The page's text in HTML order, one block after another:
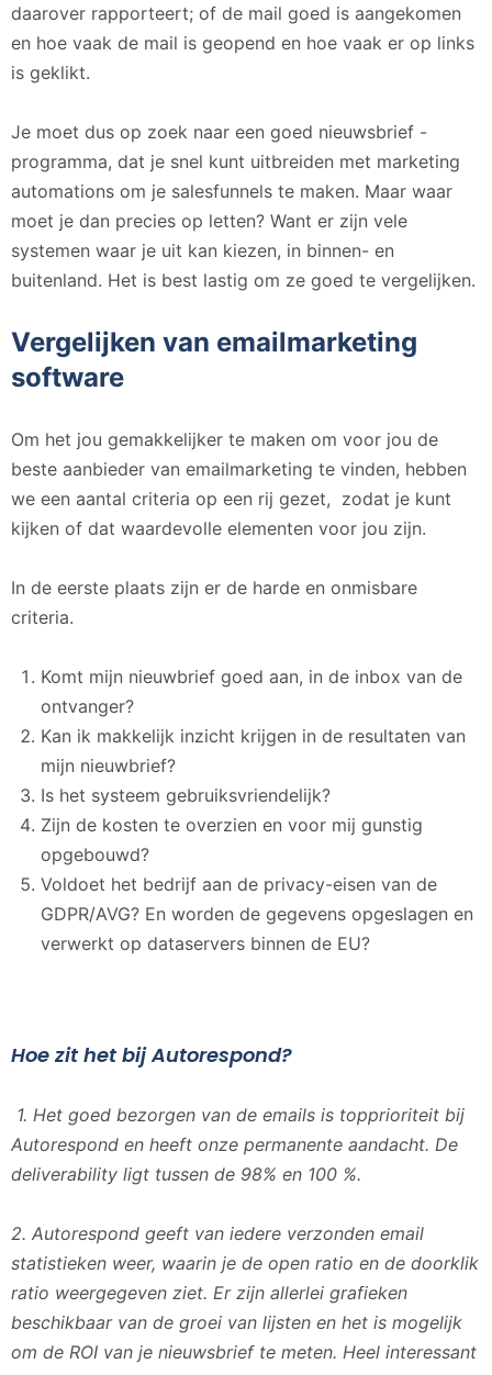
daarover rapporteert; of de mail goed is aangekomen
en hoe vaak de mail is geopend en hoe vaak er op links
is geklikt.
Je moet dus op zoek naar een goed nieuwsbrief -
programma, dat je snel kunt uitbreiden met marketing
automations om je salesfunnels te maken. Maar waar
moet je dan precies op letten? Want er zijn vele
systemen waar je uit kan kiezen, in binnen- en
buitenland. Het is best lastig om ze goed te vergelijken.
Vergelijken van emailmarketing
software
Om het jou gemakkelijker te maken om voor jou de
beste aanbieder van emailmarketing te vinden, hebben
we een aantal criteria op een rij gezet, zodat je kunt
kijken of dat waardevolle elementen voor jou zijn.
In de eerste plaats zijn er de harde en onmisbare
criteria.
Komt mijn nieuwbrief goed aan, in de inbox van de
ontvanger?
Kan ik makkelijk inzicht krijgen in de resultaten van
mijn nieuwbrief?
Is het systeem gebruiksvriendelijk?
Zijn de kosten te overzien en voor mij gunstig
opgebouwd?
Voldoet het bedrijf aan de privacy-eisen van de
GDPR/AVG? En worden de gegevens opgeslagen en
verwerkt op dataservers binnen de EU?
Hoe zit het bij Autorespond?
1. Het goed bezorgen van de emails is topprioriteit bij
Autorespond en heeft onze permanente aandacht. De
deliverability ligt tussen de 98% en 100 %.
2. Autorespond geeft van iedere verzonden email
statistieken weer, waarin je de open ratio en de doorklik
ratio weergegeven ziet. Er zijn allerlei grafieken
beschikbaar van de groei van lijsten en het is mogelijk
om de ROI van je nieuwsbrief te meten. Heel interessant